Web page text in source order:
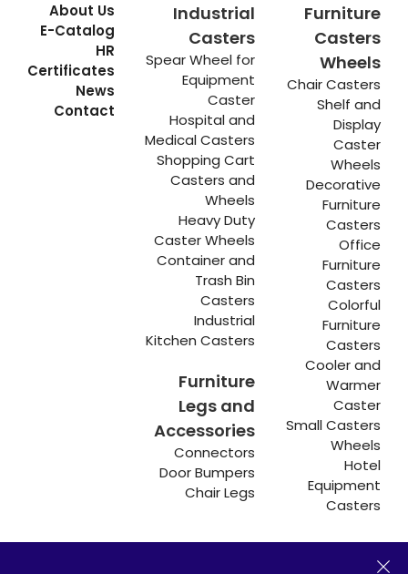
Furniture
Casters
Wheels
Chair Casters
Shelf and
Display
Caster
Wheels
Decorative
Furniture
Casters
Office
Furniture
Casters
Colorful
Furniture
Casters
Cooler and
Warmer
Caster
Small Casters
Wheels
Hotel
Equipment
Casters
Industrial
Casters
Spear Wheel for
Equipment
Caster
Hospital and
Medical Casters
Shopping Cart
Casters and
Wheels
Heavy Duty
Caster Wheels
Container and
Trash Bin
Casters
Industrial
Kitchen Casters
Furniture
Legs and
Accessories
Connectors
Door Bumpers
Chair Legs
About Us
E-Catalog
HR
Certificates
News
Contact